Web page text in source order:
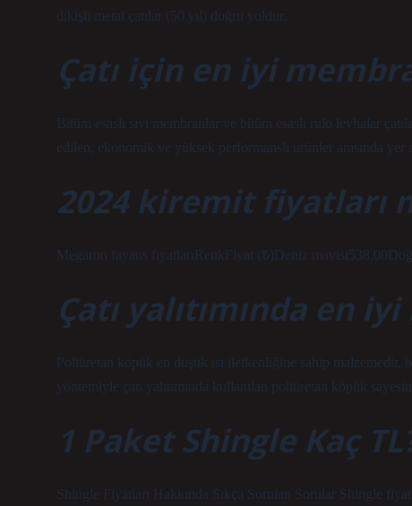
dikişli metal çatılar (50 yıl) doğru yoldur.
Çatı için en iyi
Bitüm esaslı sıvı membranlar ve bitüm esaslı rulo levhalar
edilen, ekonomik ve yüksek performanslı ürünler arasında yer
2024 kiremit fiyatları
Megaron fayans fiyatlarıRenkFiyat (₺)Deniz
Çatı yalıtımında en
Poliüretan köpük en düşük ısı iletkenliğine sahip malzemedir,
yöntemiyle çatı yalıtımında kullanılan poliüretan köpük
1 Paket Shingle Kaç
Shingle Fiyatları Hakkında Sıkça Sorulan Sorular Shingle